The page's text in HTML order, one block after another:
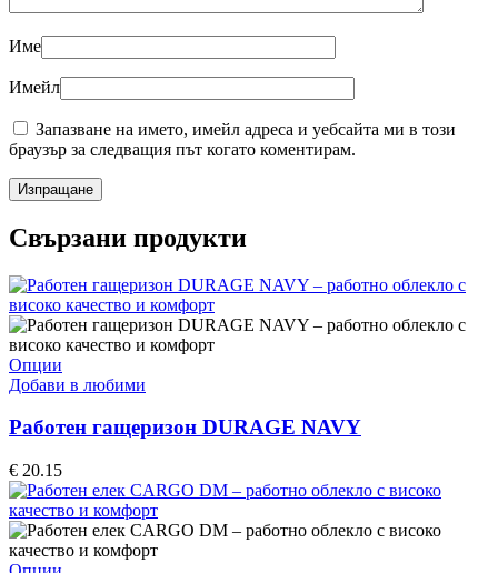
Име
Имейл
Запазване на името, имейл адреса и уебсайта ми в този
браузър за следващия път когато коментирам.
Свързани продукти
Опции
product
multiple
options
may
be
chosen
Добави в любими
Работен гащеризон DURAGE NAVY
€ 20.15